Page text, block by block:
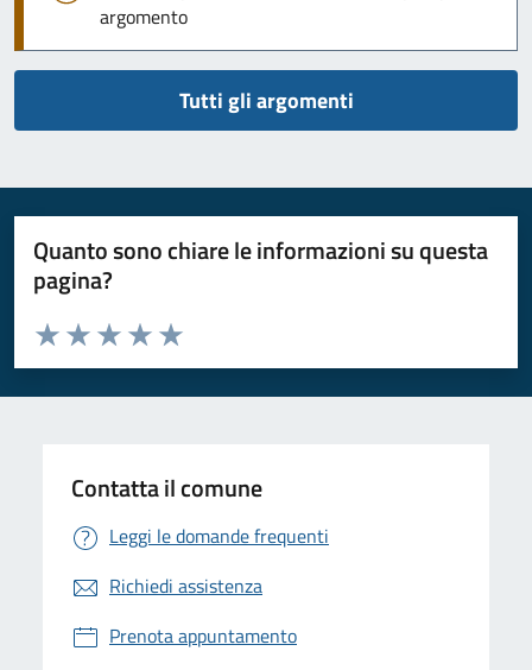
argomento
Tutti gli argomenti
Quanto sono chiare le informazioni su questa
pagina?
Valuta da 1 a 5 stelle la pagina
Valuta 5 stelle su 5
Valuta 4 stelle su 5
Valuta 3 stelle su 5
Valuta 2 stelle su 5
Valuta 1 stelle su 5
Contatta il comune
Leggi le domande frequenti
Richiedi assistenza
Prenota appuntamento